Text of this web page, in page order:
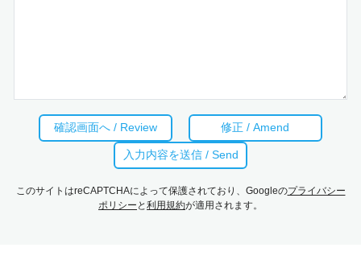
このサイトはreCAPTCHAによって保護されており、Googleのプライバシー
ポリシー と 利用規約が適用されます。